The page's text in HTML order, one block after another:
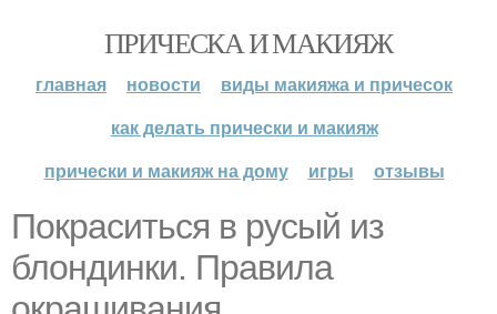
ПРИЧЕСКА И МАКИЯЖ
главная новости
виды макияжа и причесок
как делать прически и макияж
прически и макияж на дому
игры отзывы
Покраситься в русый из
блондинки. Правила